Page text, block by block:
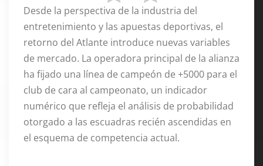
Desde la perspectiva de la industria del
entretenimiento y las apuestas deportivas, el
retorno del Atlante introduce nuevas variables
de mercado. La operadora principal de la alianza
ha fijado una línea de campeón de +5000 para el
club de cara al campeonato, un indicador
numérico que refleja el análisis de probabilidad
otorgado a las escuadras recién ascendidas en
el esquema de competencia actual.